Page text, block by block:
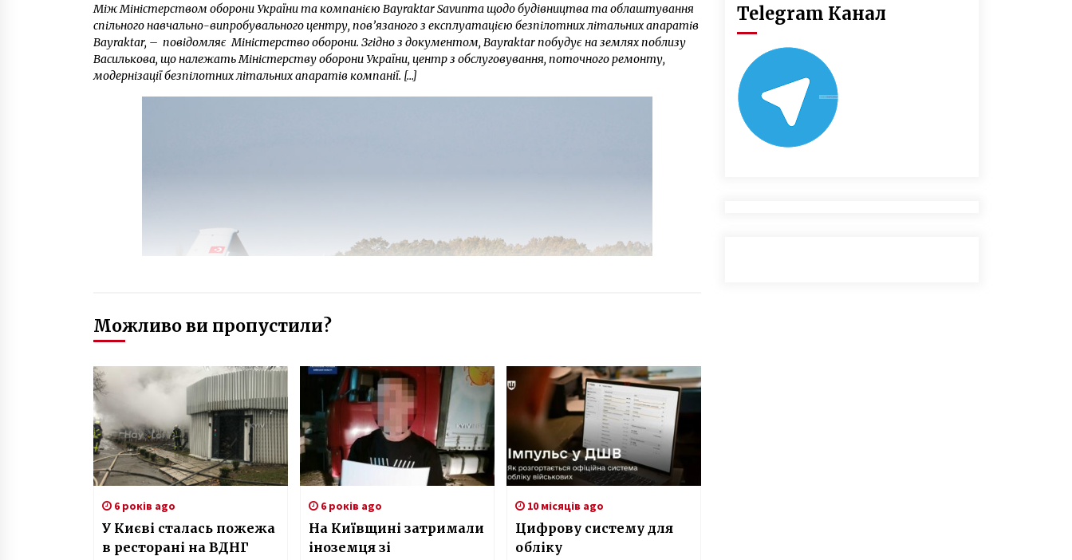
Між Міністерством оборони України та компанією Bayraktar Savunma щодо будівництва та облаштування
спільного навчально-випробувального центру, пов’язаного з експлуатацією безпілотних літальних апаратів
Bayraktar, – повідомляє Міністерство оборони. Згідно з документом, Bayraktar побудує на землях поблизу
Василькова, що належать Міністерству оборони України, центр з обслуговування, поточного ремонту,
модернізації безпілотних літальних апаратів компанії. […]
Можливо ви пропустили?
6 років ago
У Києві сталась пожежа
в ресторані на ВДНГ
6 років ago
На Київщині затримали
іноземця зі
10 місяців ago
Цифрову систему для
обліку
Telegram Канал